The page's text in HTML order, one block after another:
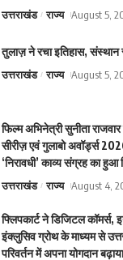
उत्तराखंड राज्य August 5,
तुलाज़ ने रचा इतिहास, संस्थान
उत्तराखंड राज्य August 5,
फिल्म अभिनेत्री सुनीता
सीरीज़ एवं गुलाबो अवॉर्ड्स
‘निरावधी’ काव्य संग्रह का हुआ
उत्तराखंड राज्य August 4,
फ्लिपकार्ट ने डिजिटल कॉमर्स,
इंक्लुसिव ग्रोथ के माध्यम से
परिवर्तन में अपना योगदान बढ़ाया